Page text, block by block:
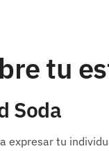
tu
Soda
expresar tu